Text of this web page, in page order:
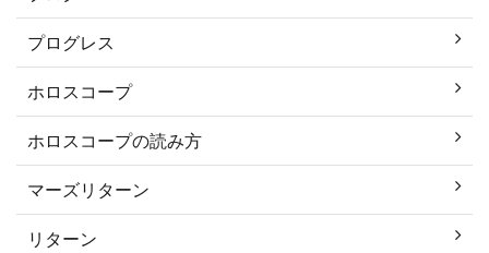
プログレス
ホロスコープ
ホロスコープの読み方
マーズリターン
リターン